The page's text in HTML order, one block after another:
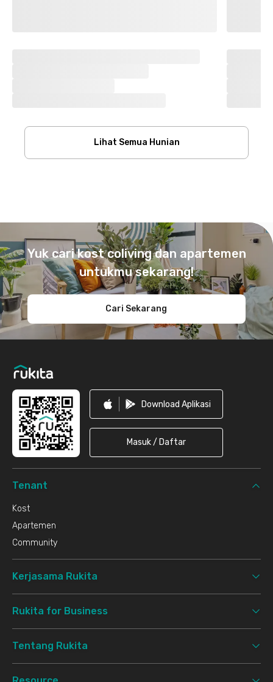
Lihat Semua Hunian
Yuk cari kost coliving dan apartemen
untukmu sekarang!
Cari Sekarang
Download Aplikasi
Masuk / Daftar
Tenant
Kost
Apartemen
Community
Kerjasama Rukita
Rukita for Business
Tentang Rukita